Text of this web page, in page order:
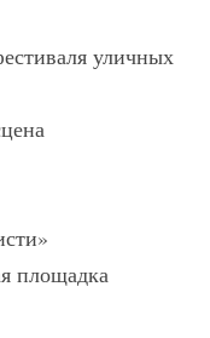
уличных
площадка